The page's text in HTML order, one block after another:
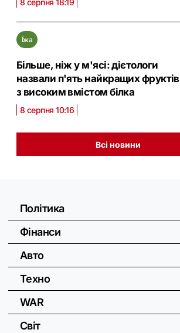
8 серпня 18:19
Їжа
Більше, ніж у м'ясі: дієтологи
назвали п'ять найкращих фруктів
з високим вмістом білка
8 серпня 10:16
Всі новини
Політика
Фінанси
Авто
Техно
WAR
Світ